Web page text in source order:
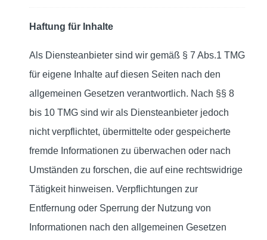
Haftung für Inhalte
Als Diensteanbieter sind wir gemäß § 7 Abs.1 TMG
für eigene Inhalte auf diesen Seiten nach den
allgemeinen Gesetzen verantwortlich. Nach §§ 8
bis 10 TMG sind wir als Diensteanbieter jedoch
nicht verpflichtet, übermittelte oder gespeicherte
fremde Informationen zu überwachen oder nach
Umständen zu forschen, die auf eine rechtswidrige
Tätigkeit hinweisen. Verpflichtungen zur
Entfernung oder Sperrung der Nutzung von
Informationen nach den allgemeinen Gesetzen